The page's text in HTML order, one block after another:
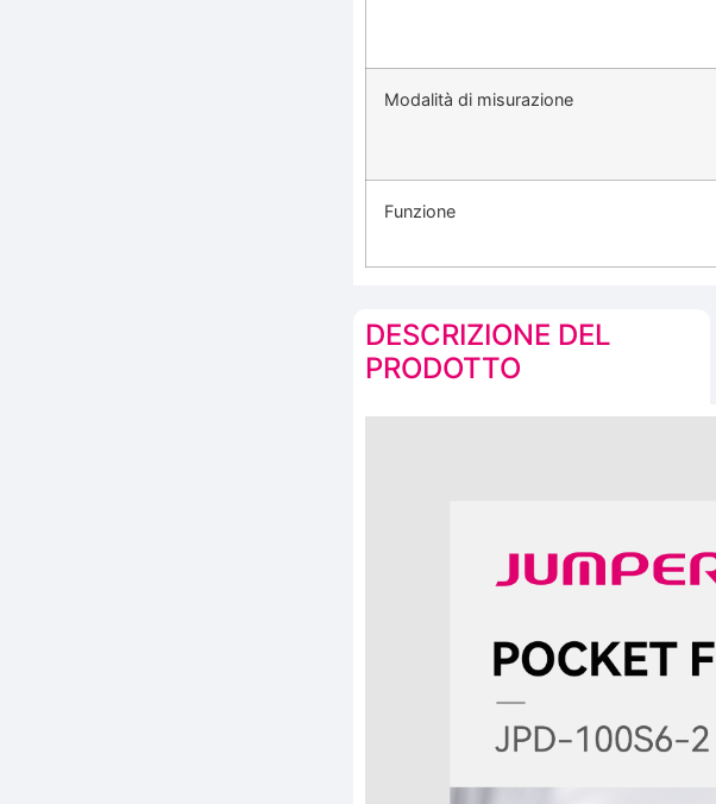
Modalità di misurazione
Funzione
DESCRIZIONE DEL
PRODOTTO